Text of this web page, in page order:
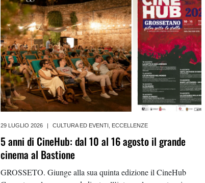
29 LUGLIO 2026 | CULTURA ED EVENTI ECCELLENZE
5 anni di CineHub: dal 10 al 16 agosto il grande
cinema al Bastione
GROSSETO. Giunge alla sua quinta edizione il CineHub